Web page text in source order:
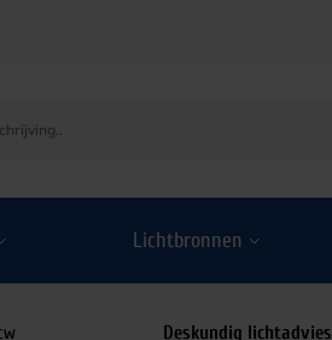
Lichtbronnen
Deskundig lichtadvies